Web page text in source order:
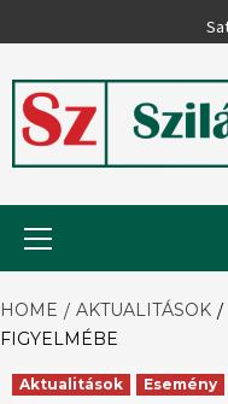
to
HOME AKTUALITÁSOK
FIGYELMÉBE
Aktualitások Esemény